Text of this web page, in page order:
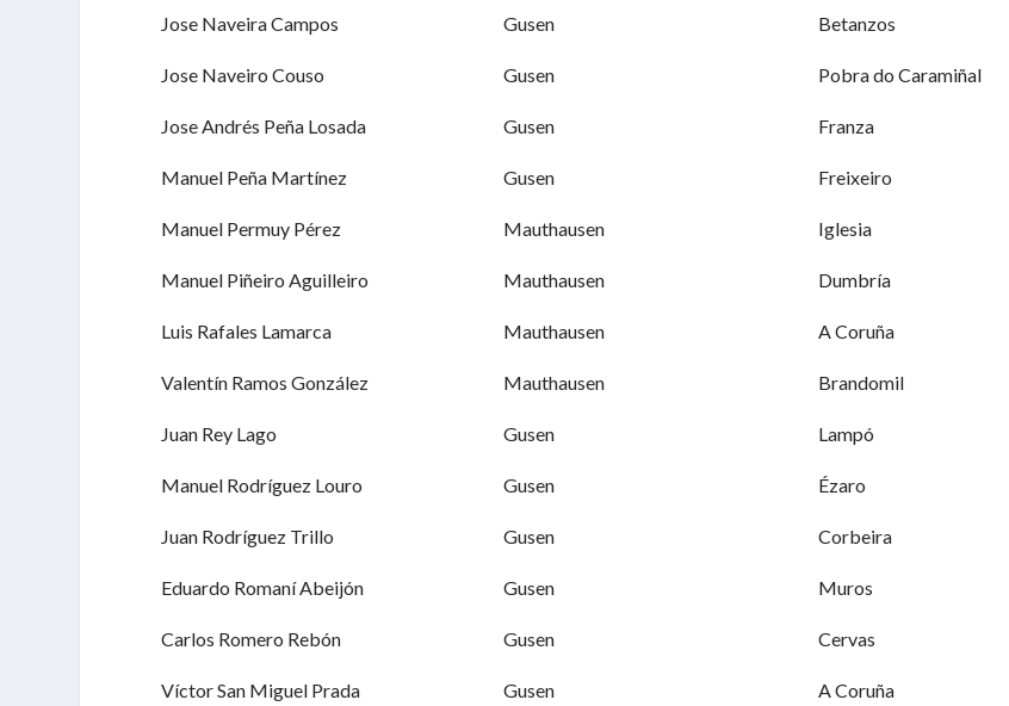
Jose Naveira Campos Gusen Betanzos
Jose Naveiro Couso Gusen Pobra do Caramiñal
Jose Andrés Peña Losada Gusen Franza
Manuel Peña Martínez Gusen Freixeiro
Manuel Permuy Pérez Mauthausen Iglesia
Manuel Piñeiro Aguilleiro Mauthausen Dumbría
Luis Rafales Lamarca Mauthausen A Coruña
Valentín Ramos González Mauthausen Brandomil
Juan Rey Lago Gusen Lampó
Manuel Rodríguez Louro Gusen Ézaro
Juan Rodríguez Trillo Gusen Corbeira
Eduardo Romaní Abeijón Gusen Muros
Carlos Romero Rebón Gusen Cervas
Víctor San Miguel Prada Gusen A Coruña